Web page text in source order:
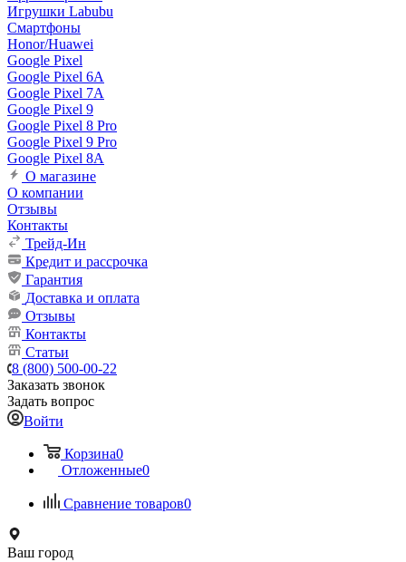
Игрушки Labubu
Смартфоны
Honor/Huawei
Google Pixel
Google Pixel 6A
Google Pixel 7А
Google Pixel 9
Google Pixel 8 Pro
Google Pixel 9 Pro
Google Pixel 8A
О магазине
О компании
Отзывы
Контакты
Трейд-Ин
Кредит и рассрочка
Гарантия
Доставка и оплата
Отзывы
Контакты
Статьи
8 (800) 500-00-22
Заказать звонок
Задать вопрос
Войти
Корзина0
Отложенные0
Сравнение товаров0
Ваш город